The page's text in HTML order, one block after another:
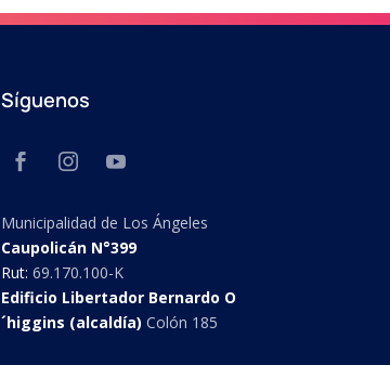
Síguenos
Municipalidad de Los Ángeles
Caupolicán N°399
Rut:69.170.100-K
Edificio Libertador Bernardo O
´higgins (alcaldía)Colón 185